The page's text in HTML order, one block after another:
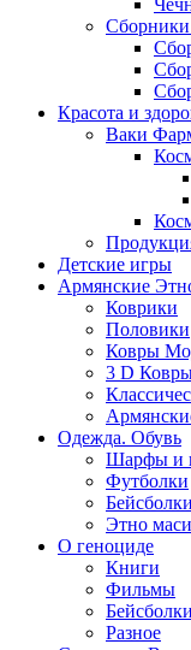
Сборники
Красота и
Ваки
Детские игры
Армянские
Коврики
Половики
Ковры
3 D
Одежда. Обувь
Шарфы и
Футболки
Бейсболки
Этно
О геноциде
Книги
Фильмы
Разное